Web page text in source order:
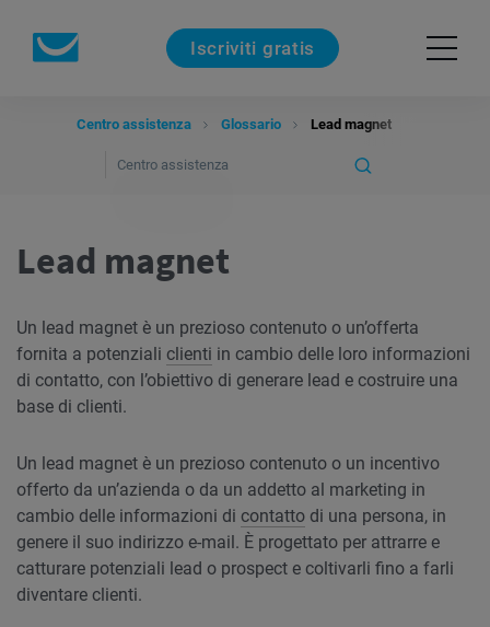
Iscriviti gratis
Centro assistenza Glossario Lead magnet
Lead magnet
Un lead magnet è un prezioso contenuto o un’offerta
fornita a potenziali clienti in cambio delle loro informazioni
di contatto, con l’obiettivo di generare lead e costruire una
base di clienti.
Un lead magnet è un prezioso contenuto o un incentivo
offerto da un’azienda o da un addetto al marketing in
cambio delle informazioni di contatto di una persona, in
genere il suo indirizzo e-mail. È progettato per attrarre e
catturare potenziali lead o prospect e coltivarli fino a farli
diventare clienti.